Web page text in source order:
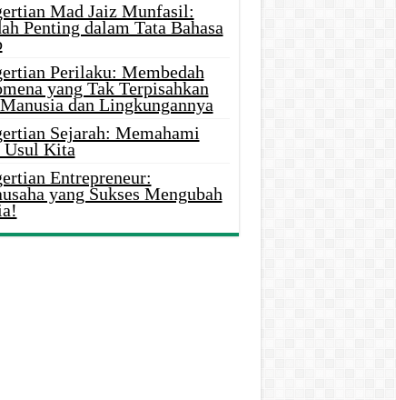
Mad Jaiz Munfasil:
Penting dalam Tata Bahasa
Perilaku: Membedah
yang Tak Terpisahkan
dan Lingkungannya
Sejarah: Memahami
Usul Kita
Entrepreneur:
yang Sukses Mengubah